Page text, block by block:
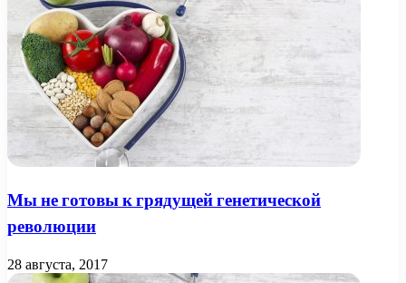
Мы не готовы к грядущей генетической
революции
28 августа, 2017